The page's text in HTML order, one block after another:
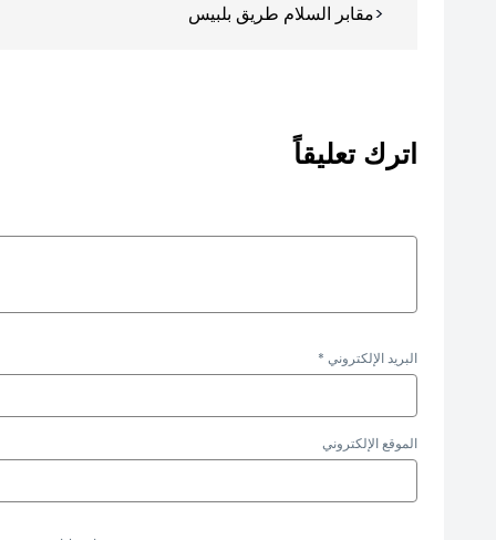
المقالاتمقابر السلام طريق بلبيس
اترك تعليقاً
البريد الإلكتروني *
الموقع الإلكتروني